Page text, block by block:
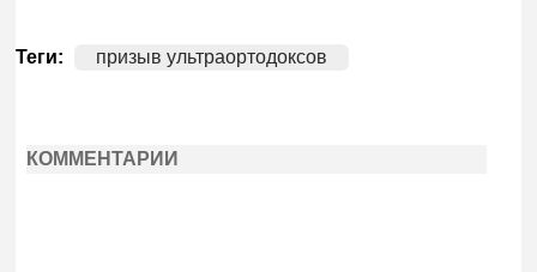
Теги: призыв ультраортодоксов
КОММЕНТАРИИ